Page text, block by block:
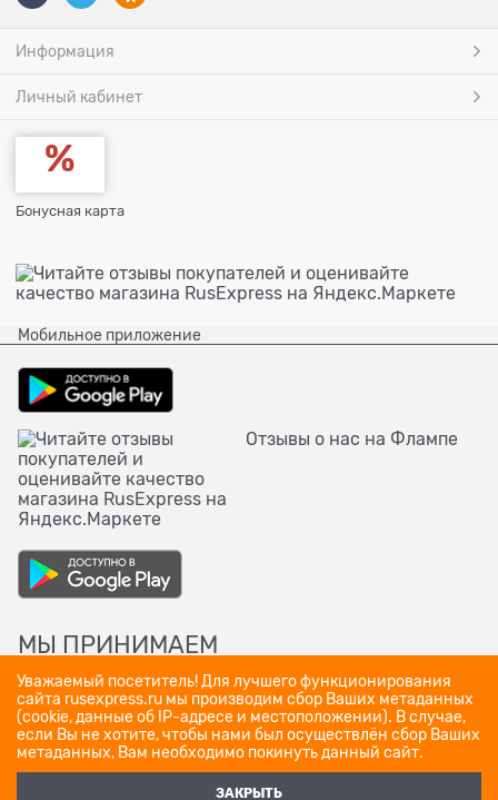
Информация
Личный кабинет
Бонусная карта
Мобильное приложение
Отзывы о нас на Флампе
МЫ ПРИНИМАЕМ
Уважаемый посетитель! Для лучшего функционирования
сайта rusexpress.ru мы производим сбор Ваших метаданных
(cookie, данные об IP-адресе и местоположении). В случае,
если Вы не хотите, чтобы нами был осуществлён сбор Ваших
метаданных, Вам необходимо покинуть данный сайт.
ЗАКРЫТЬ